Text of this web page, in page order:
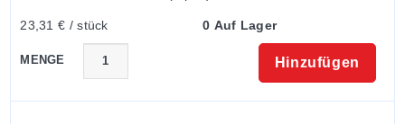
23,31 € / stück 0 Auf Lager
MENGE Hinzufügen